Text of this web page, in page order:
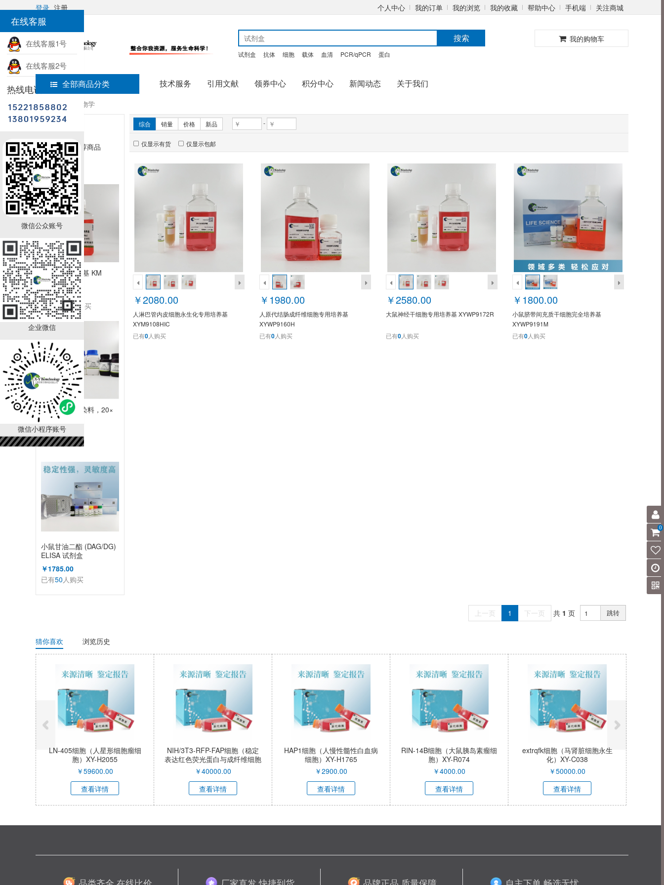
在线客服
在线客服1号
在线客服2号
热线电话
微信公众账号
企业微信
微信小程序账号
登录 注册 个人中心 我的订单 我的浏览 我的收藏 帮助中心 手机端 关注商城
搜索
试剂盒 抗体 细胞 载体 血清 PCR/qPCR 蛋白
我的购物车
全部商品分类 技术服务 引用文献 领券中心 积分中心 新闻动态 关于我们
首页
细胞生物学
新品推荐
暂无推荐商品
销量排行
角质细胞培养基 KM
￥2280.00
已有1000 人购买
LAMP可视化染料，20×
￥990.00
已有50人购买
小鼠甘油二酯 (DAG/DG)
ELISA 试剂盒
￥1785.00
已有50人购买
综合 销量 价格 新品 -
仅显示有货 仅显示包邮
￥2080.00
人淋巴管内皮细胞永生化专用培养基
XYM9108HIC
已有0人购买
￥1980.00
人原代结肠成纤维细胞专用培养基
XYWP9160H
已有0人购买
￥2580.00
大鼠神经干细胞专用培养基 XYWP9172R
已有0人购买
￥1800.00
小鼠脐带间充质干细胞完全培养基
XYWP9191M
已有0人购买
上一页 1 下一页 共 1 页 跳转
猜你喜欢 浏览历史
LN-405细胞（人星形细胞瘤细
胞）XY-H2055
￥59600.00
查看详情
NIH/3T3-RFP-FAP细胞（稳定
表达红色荧光蛋白与成纤维细胞
激活蛋白α小鼠胚胎成纤维细
胞）XY-M053R-SL
￥40000.00
查看详情
HAP1细胞（人慢性髓性白血病
细胞）XY-H1765
￥2900.00
查看详情
RIN-14B细胞（大鼠胰岛素瘤细
胞）XY-R074
￥4000.00
查看详情
extrqfk细胞（马肾脏细胞永生
化）XY-C038
￥50000.00
查看详情
0